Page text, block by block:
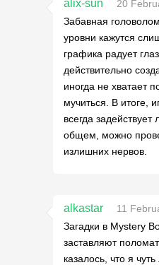
alix-sun
20
Забавная
уровни кажутся
графика радует
действительно
иногда не хватает
мучиться. В итоге,
всегда задействует
общем, можно
излишних нервов.
alkastar
11
Загадки в Mystery
заставляют
казалось, что я